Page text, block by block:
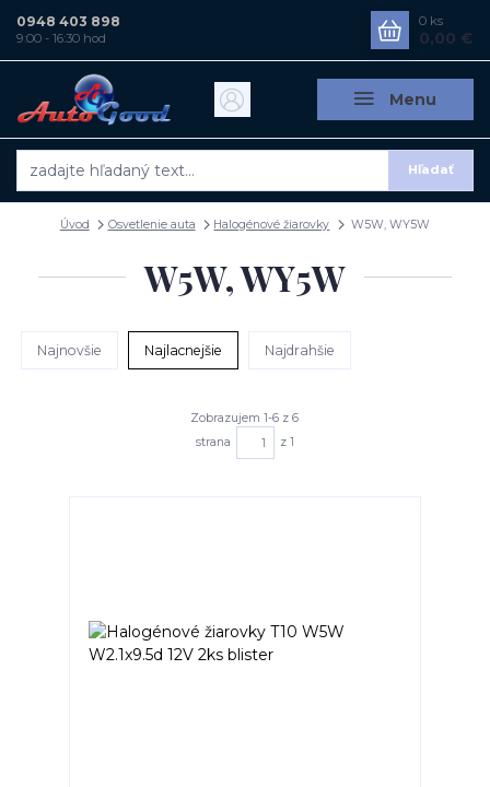
Menu
Hľadať
0948 403 898
9:00 - 16:30 hod
0 ks
0,00 €
Úvod Osvetlenie auta Halogénové žiarovky W5W, WY5W
W5W, WY5W
Najnovšie Najlacnejšie Najdrahšie
Zobrazujem 1-6 z 6
strana
z 1